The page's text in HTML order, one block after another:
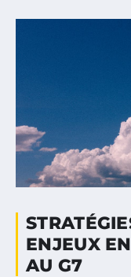
ENJEUX
AU G7